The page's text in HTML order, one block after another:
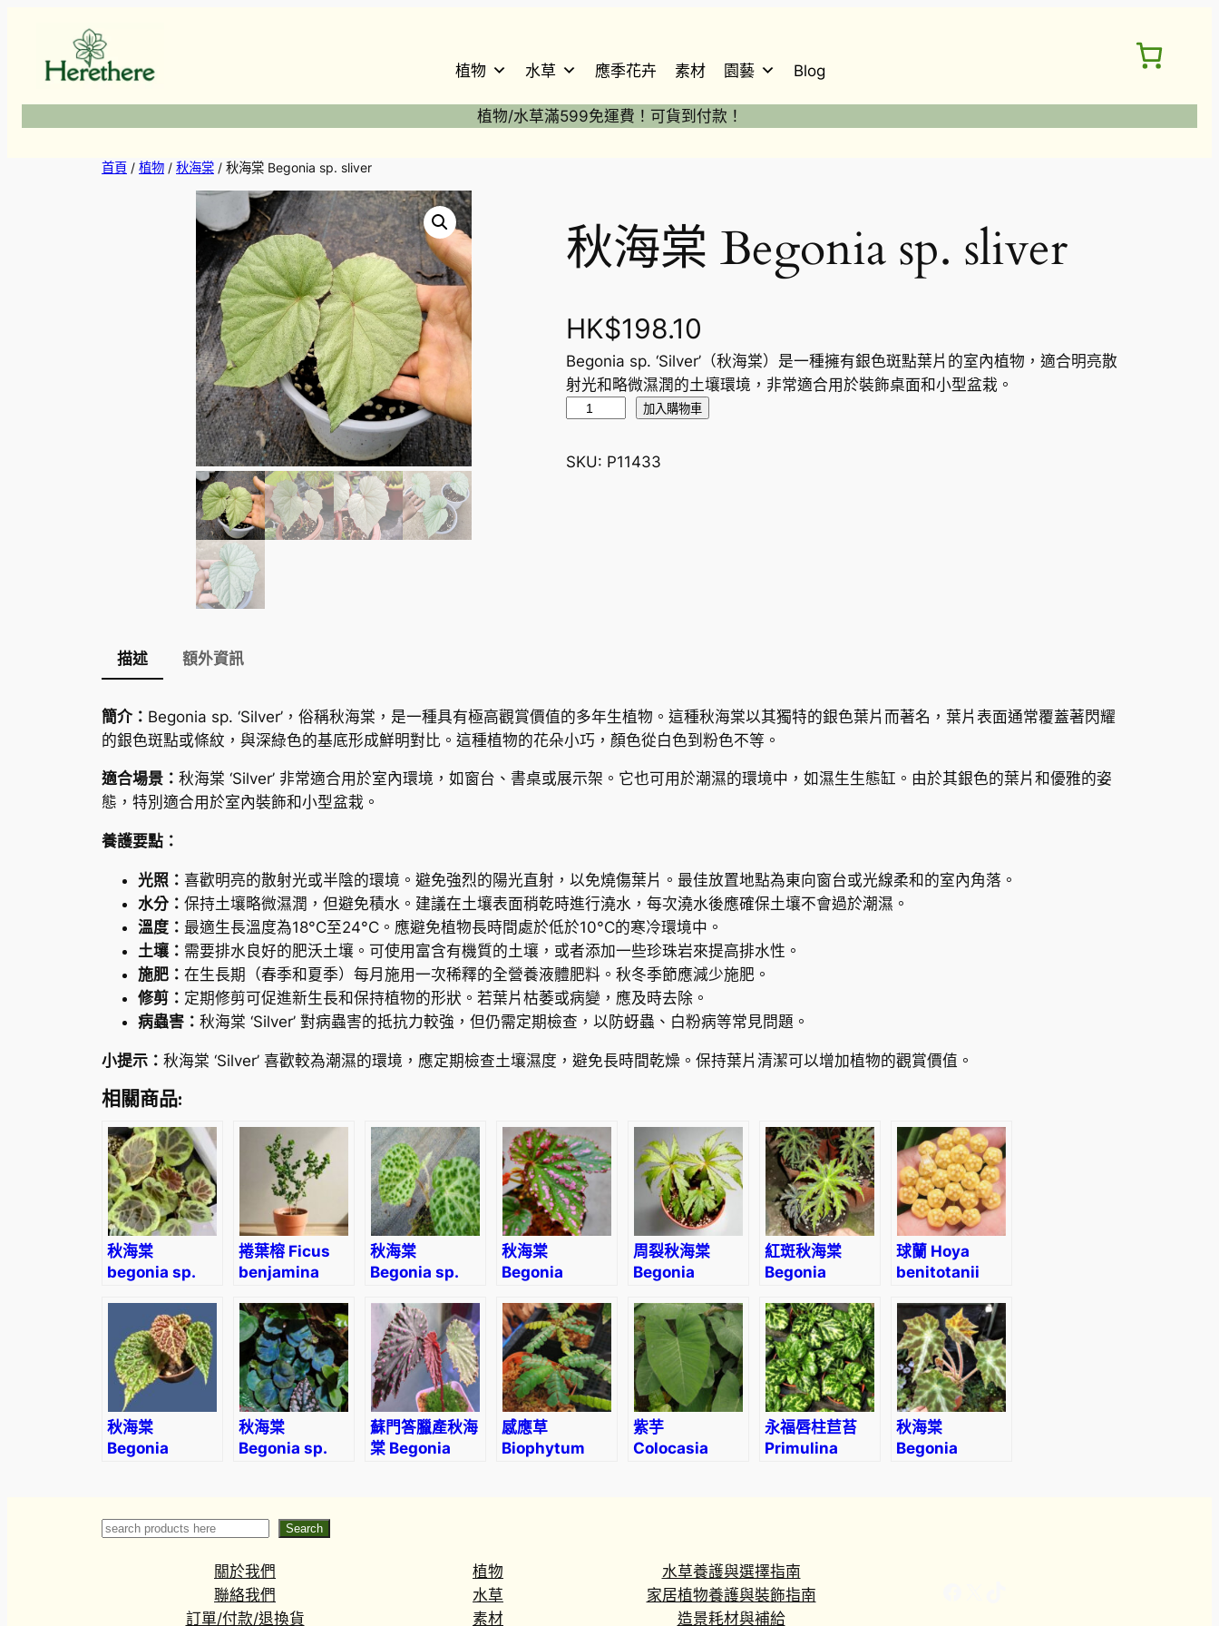
植物 水草 應季花卉 素材 園藝 Blog
植物/水草滿599免運費！可貨到付款！
首頁 / 植物 / 秋海棠 / 秋海棠 Begonia sp. sliver
秋海棠 Begonia sp. sliver
HK$198.10
Begonia sp. ‘Silver’（秋海棠）是一種擁有銀色斑點葉片的室內植物，適合明亮散
射光和略微濕潤的土壤環境，非常適合用於裝飾桌面和小型盆栽。
棠
s
l
v
量
加入購物車
SKU: P11433
描述 額外資訊
簡介： Begonia sp. ‘Silver’，俗稱秋海棠，是一種具有極高觀賞價值的多年生植物。這種秋海棠以其獨特的銀色葉片而著名，葉片表面通常覆蓋著閃耀
的銀色斑點或條紋，與深綠色的基底形成鮮明對比。這種植物的花朵小巧，顏色從白色到粉色不等。
適合場景： 秋海棠 ‘Silver’ 非常適合用於室內環境，如窗台、書桌或展示架。它也可用於潮濕的環境中，如濕生生態缸。由於其銀色的葉片和優雅的姿
態，特別適合用於室內裝飾和小型盆栽。
養護要點：
光照： 喜歡明亮的散射光或半陰的環境。避免強烈的陽光直射，以免燒傷葉片。最佳放置地點為東向窗台或光線柔和的室內角落。
水分： 保持土壤略微濕潤，但避免積水。建議在土壤表面稍乾時進行澆水，每次澆水後應確保土壤不會過於潮濕。
溫度： 最適生長溫度為18°C至24°C。應避免植物長時間處於低於10°C的寒冷環境中。
土壤： 需要排水良好的肥沃土壤。可使用富含有機質的土壤，或者添加一些珍珠岩來提高排水性。
施肥： 在生長期（春季和夏季）每月施用一次稀釋的全營養液體肥料。秋冬季節應減少施肥。
修剪： 定期修剪可促進新生長和保持植物的形狀。若葉片枯萎或病變，應及時去除。
病蟲害： 秋海棠 ‘Silver’ 對病蟲害的抵抗力較強，但仍需定期檢查，以防蚜蟲、白粉病等常見問題。
小提示： 秋海棠 ‘Silver’ 喜歡較為潮濕的環境，應定期檢查土壤濕度，避免長時間乾燥。保持葉片清潔可以增加植物的觀賞價值。
相關商品:
秋海棠
begonia sp.
捲葉榕 Ficus
benjamina
秋海棠
Begonia sp.
秋海棠
Begonia
周裂秋海棠
Begonia
Hance
紅斑秋海棠
Begonia
球蘭 Hoya
benitotanii
秋海棠
Begonia
秋海棠
Begonia sp.
蘇門答臘產秋海
棠 Begonia
感應草
Biophytum
紫芋
Colocasia
永福唇柱苣苔
Primulina
秋海棠
Begonia
Search Search
關於我們
聯絡我們
訂單/付款/退換貨
植物
水草
素材
水草養護與選擇指南
家居植物養護與裝飾指南
造景耗材與補給